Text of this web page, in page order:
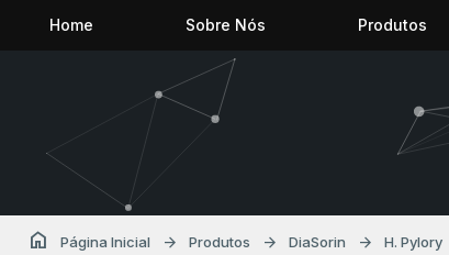
Home Sobre Nós Produtos
home Página Inicial arrow_forward Produtos arrow_forward DiaSorin arrow_forward H. Pylory